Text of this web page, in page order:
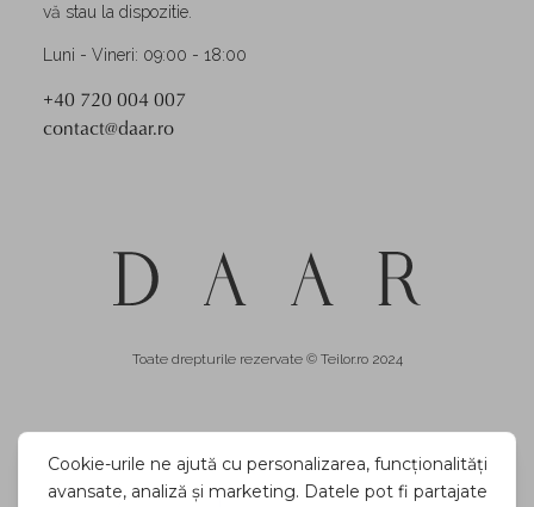
vă stau la dispozitie.
Luni - Vineri: 09:00 - 18:00
+40 720 004 007
contact@daar.ro
Toate drepturile rezervate © Teilor.ro 2024